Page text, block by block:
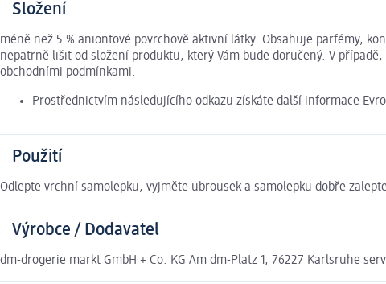
Složení
méně než 5 % aniontové povrchově aktivní látky. Obsahuje parfémy,
nepatrně lišit od složení produktu, který Vám bude doručený. V
obchodními podmínkami.
Prostřednictvím následujícího odkazu získáte další informace
Použití
Odlepte vrchní samolepku, vyjměte ubrousek a samolepku dobře
Výrobce / Dodavatel
dm-drogerie markt GmbH + Co. KG Am dm-Platz 1, 76227 Karlsruhe